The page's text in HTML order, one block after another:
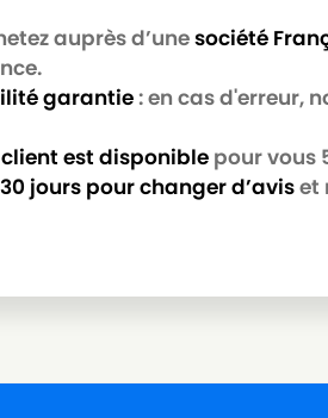
LG-GOLDSTAR TURBO 2900
LG-GOLDSTAR TURBO 33 GS
auprès d’unesociété
garantie: en cas d'erreur,
est disponible pour vous
30 jours pour changer d’aviset